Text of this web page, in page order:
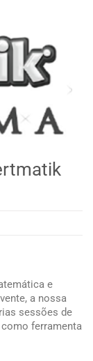
e
a nossa
sessões de
ferramenta